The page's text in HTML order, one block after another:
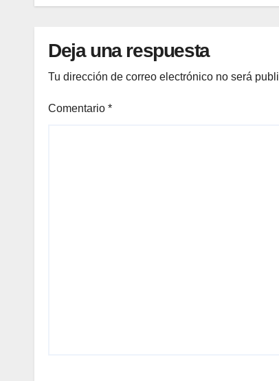
Deja una respuesta
Tu dirección de correo electrónico no será
Comentario *